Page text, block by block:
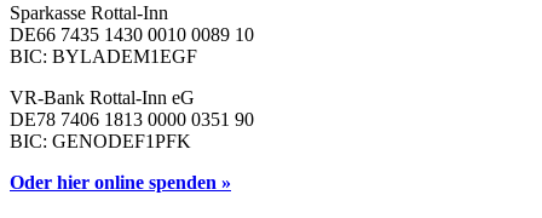
Sparkasse Rottal-Inn
DE66 7435 1430 0010 0089 10
BIC: BYLADEM1EGF
VR-Bank Rottal-Inn eG
DE78 7406 1813 0000 0351 90
BIC: GENODEF1PFK
Oder hier online spenden »